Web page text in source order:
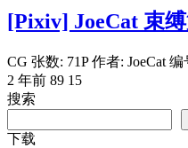
[Pixiv] JoeCat 束
CG 张数: 71P 作者: JoeCat
2 年前 89 15
搜索
下载